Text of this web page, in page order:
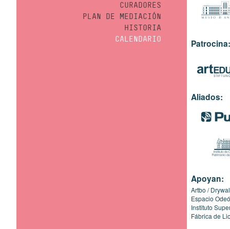
CURADORES
PLAN DE MEDIACIÓN
HISTORIA
CALENDARIO
Patrocina:
Aliados:
Apoyan:
Artbo
Espacio
Instituto
Fábrica de